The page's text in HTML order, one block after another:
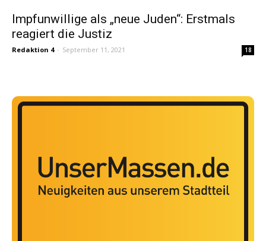
Impfunwillige als „neue Juden“: Erstmals
reagiert die Justiz
Redaktion 4 - September 11, 2021 18